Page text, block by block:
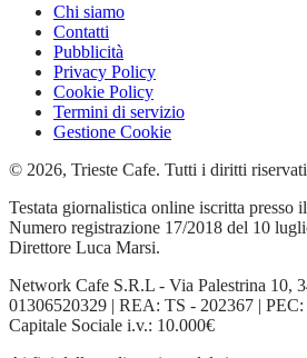
Chi siamo
Contatti
Pubblicità
Privacy Policy
Cookie Policy
Termini di servizio
Gestione Cookie
© 2026, Trieste Cafe. Tutti i diritti
Testata giornalistica online iscritta presso
Numero registrazione 17/2018 del 10
Direttore Luca Marsi.
Network Cafe S.R.L - Via Palestrina 10,
01306520329 | REA: TS - 202367 | PEC:
Capitale Sociale i.v.: 10.000€